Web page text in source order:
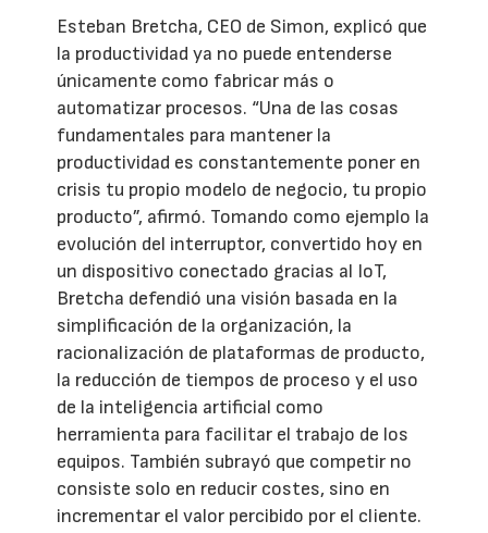
Esteban Bretcha, CEO de Simon, explicó que
la productividad ya no puede entenderse
únicamente como fabricar más o
automatizar procesos. “Una de las cosas
fundamentales para mantener la
productividad es constantemente poner en
crisis tu propio modelo de negocio, tu propio
producto”, afirmó. Tomando como ejemplo la
evolución del interruptor, convertido hoy en
un dispositivo conectado gracias al IoT,
Bretcha defendió una visión basada en la
simplificación de la organización, la
racionalización de plataformas de producto,
la reducción de tiempos de proceso y el uso
de la inteligencia artificial como
herramienta para facilitar el trabajo de los
equipos. También subrayó que competir no
consiste solo en reducir costes, sino en
incrementar el valor percibido por el cliente.